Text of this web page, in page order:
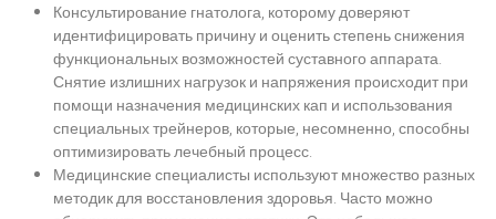
Консультирование гнатолога, которому доверяют
идентифицировать причину и оценить степень снижения
функциональных возможностей суставного аппарата.
Снятие излишних нагрузок и напряжения происходит при
помощи назначения медицинских кап и использования
специальных трейнеров, которые, несомненно, способны
оптимизировать лечебный процесс.
Медицинские специалисты используют множество разных
методик для восстановления здоровья. Часто можно